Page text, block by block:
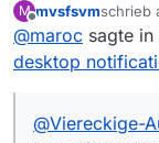
und Haken setzen bei
M mvsfsvmschrieb
zuletzt
@maroc sagte in
desktop
@Viereckige-